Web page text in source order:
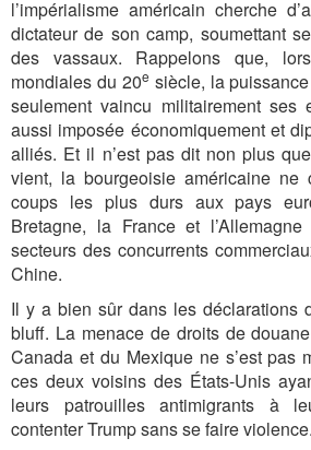
l’impérialisme américain cherche
dictateur de son camp, soumettant
des vassaux. Rappelons que,
mondiales du 20e siècle, la
seulement vaincu militairement ses
aussi imposée économiquement et
alliés. Et il n’est pas dit non plus
vient, la bourgeoisie américaine ne
coups les plus durs aux pays
Bretagne, la France et
secteurs des concurrents
Chine.
Il y a bien sûr dans les déclarations
bluff. La menace de droits de
Canada et du Mexique ne s’est pas
ces deux voisins des États-Unis
leurs patrouilles antimigrants à
contenter Trump sans se faire violence.